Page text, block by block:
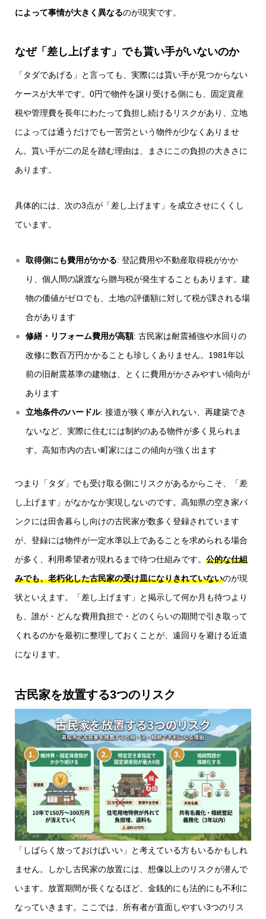
によって事情が大きく異なるのが現実です。
なぜ「差し上げます」でも貰い手がいないのか
「タダであげる」と言っても、実際には貰い手が見つからない
ケースが大半です。0円で物件を譲り受ける側にも、固定資産
税や管理費を長年にわたって負担し続けるリスクがあり、立地
によっては通うだけでも一苦労という物件が少なくありませ
ん。貰い手が二の足を踏む理由は、まさにこの負担の大きさに
あります。
具体的には、次の3点が「差し上げます」を成立させにくくし
ています。
取得側にも費用がかかる: 登記費用や不動産取得税がかか
り、個人間の譲渡なら贈与税が発生することもあります。建
物の価値がゼロでも、土地の評価額に対して税が課される場
合があります
修繕・リフォーム費用が高額: 古民家は耐震補強や水回りの
改修に数百万円かかることも珍しくありません。1981年以
前の旧耐震基準の建物は、とくに費用がかさみやすい傾向が
あります
立地条件のハードル: 接道が狭く車が入れない、再建築でき
ないなど、実際に住むには制約のある物件が多く見られま
す。高知市内の古い町家にはこの傾向が強く出ます
つまり「タダ」でも受け取る側にリスクがあるからこそ、「差
し上げます」がなかなか実現しないのです。高知県の空き家バ
ンクには田舎暮らし向けの古民家が数多く登録されています
が、登録には物件が一定水準以上であることを求められる場合
が多く、利用希望者が現れるまで待つ仕組みです。 公的な仕組
みでも、老朽化した古民家の受け皿になりきれていないのが現
状といえます。「差し上げます」と掲示して何か月も待つより
も、誰が・どんな費用負担で・どのくらいの期間で引き取って
くれるのかを最初に整理しておくことが、遠回りを避ける近道
になります。
古民家を放置する3つのリスク
「しばらく放っておけばいい」と考えている方もいるかもしれ
ません。しかし古民家の放置には、想像以上のリスクが潜んで
います。放置期間が長くなるほど、金銭的にも法的にも不利に
なっていきます。ここでは、所有者が直面しやすい3つのリス